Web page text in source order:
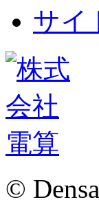
サイ
©